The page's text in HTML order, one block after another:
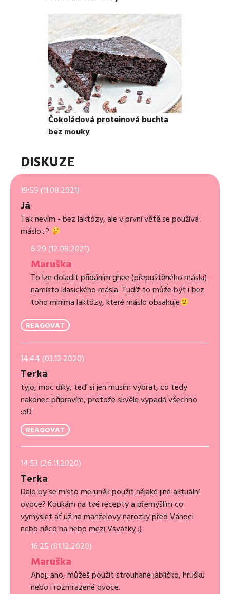
Čokoládová proteinová buchta
bez mouky
DISKUZE
19:59 (11.08.2021)
Já
Tak nevím - bez laktózy, ale v první větě se používá
máslo...?
6:29 (12.08.2021)
Maruška
To lze doladit přidáním ghee (přepuštěného másla)
namísto klasického másla. Tudíž to může být i bez
toho minima laktózy, které máslo obsahuje
REAGOVAT
14:44 (03.12.2020)
Terka
tyjo, moc díky, teď si jen musím vybrat, co tedy
nakonec připravím, protože skvěle vypadá všechno
:dD
REAGOVAT
14:53 (26.11.2020)
Terka
Dalo by se místo meruněk použít nějaké jiné aktuální
ovoce? Koukám na tvé recepty a přemýšlím co
vymyslet ať už na manželovy narozky před Vánoci
nebo něco na nebo mezi Vsvátky :)
16:25 (01.12.2020)
Maruška
Ahoj, ano, můžeš použít strouhané jablíčko, hrušku
nebo i rozmrazené ovoce.